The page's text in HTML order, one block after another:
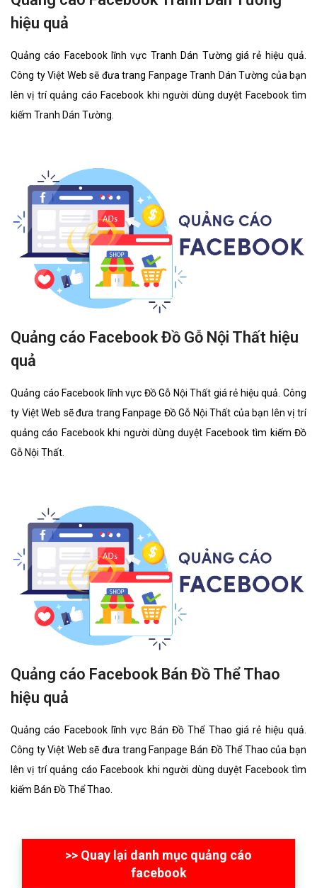
hiệu quả
Quảng cáo Facebook lĩnh vực Tranh Dán Tường giá rẻ hiệu quả.
Công ty Việt Web sẽ đưa trang Fanpage Tranh Dán Tường của bạn
lên vị trí quảng cáo Facebook khi người dùng duyệt Facebook tìm
kiếm Tranh Dán Tường.
Quảng cáo Facebook Đồ Gỗ Nội Thất hiệu
quả
Quảng cáo Facebook lĩnh vực Đồ Gỗ Nội Thất giá rẻ hiệu quả. Công
ty Việt Web sẽ đưa trang Fanpage Đồ Gỗ Nội Thất của bạn lên vị trí
quảng cáo Facebook khi người dùng duyệt Facebook tìm kiếm Đồ
Gỗ Nội Thất.
Quảng cáo Facebook Bán Đồ Thể Thao
hiệu quả
Quảng cáo Facebook lĩnh vực Bán Đồ Thể Thao giá rẻ hiệu quả.
Công ty Việt Web sẽ đưa trang Fanpage Bán Đồ Thể Thao của bạn
lên vị trí quảng cáo Facebook khi người dùng duyệt Facebook tìm
kiếm Bán Đồ Thể Thao.
>> Quay lại danh mục quảng cáo
facebook